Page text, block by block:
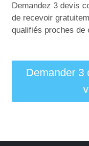
Demandez 3 devis
de recevoir
qualifiés proches de
Demander 3